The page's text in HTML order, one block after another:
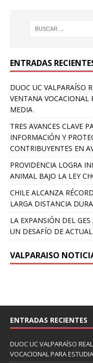
ENTRADAS
DUOC UC VALPARAÍSO
VENTANA VOCACIONAL
MEDIA
TRES AVANCES CLAVE
INFORMACIÓN Y
CONTRIBUYENTES EN
PROVIDENCIA LOGRA
ANIMAL BAJO LA LEY
CHILE ALCANZA
LARGA DISTANCIA
LA EXPANSIÓN DEL
UN DESAFÍO DE
VALPARAISO
ENTRADAS RECIENTES
DUOC UC VALPARAÍSO
VOCACIONAL PARA